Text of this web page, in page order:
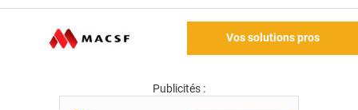
Vos solutions pros
Publicités :